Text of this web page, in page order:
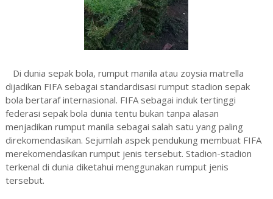
Di dunia sepak bola, rumput manila atau zoysia matrella
dijadikan FIFA sebagai standardisasi rumput stadion sepak
bola bertaraf internasional. FIFA sebagai induk tertinggi
federasi sepak bola dunia tentu bukan tanpa alasan
menjadikan rumput manila sebagai salah satu yang paling
direkomendasikan. Sejumlah aspek pendukung membuat FIFA
merekomendasikan rumput jenis tersebut. Stadion-stadion
terkenal di dunia diketahui menggunakan rumput jenis
tersebut.